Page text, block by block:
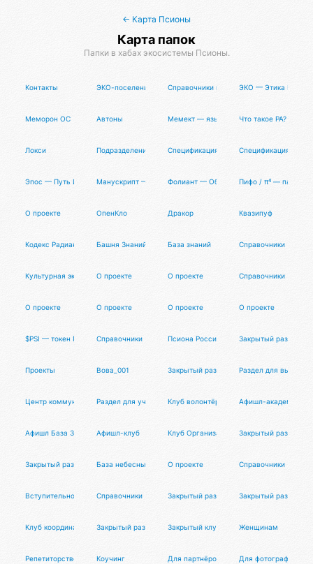
← Карта Псионы
Карта папок
Папки в хабах экосистемы Псионы.
Контакты ЭКО-поселения Справочники и рейтингиЭКО — Этика
Меморон ОС Автоны Мемект — язык разметки данных
Что такое РА?
Локси Подразделения Спецификация Спецификация
Эпос — Путь ИсследователяМанускрипт — Опенсорсная Философия
Фолиант — Общая Книга Знаний
Пифо / π⁴ —
О проекте ОпенКло Дракор Квазипуф
Кодекс Радианта Башня Знаний База знаний Справочники
Культурная экспансияО проекте О проекте Справочники
О проекте О проекте О проекте О проекте
$PSI — токен ПсионыСправочники Псиона Россия Закрытый раздел
Проекты Вова_001 Закрытый раздел Раздел для
Центр коммуникацийРаздел для участниковКлуб волонтёров Афишл-академия
Афишл База Знаний Афишл-клуб Клуб ОрганизаторовЗакрытый раздел
Закрытый раздел База небесных тел О проекте Справочники
Вступительное словоСправочники Закрытый раздел Закрытый раздел
Клуб координаторовЗакрытый раздел Закрытый клуб Женщинам
Репетиторство Коучинг Для партнёров Для фотографов